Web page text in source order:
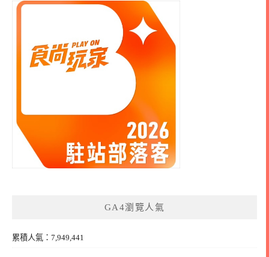
GA4瀏覽人氣
累積人氣：7,949,441